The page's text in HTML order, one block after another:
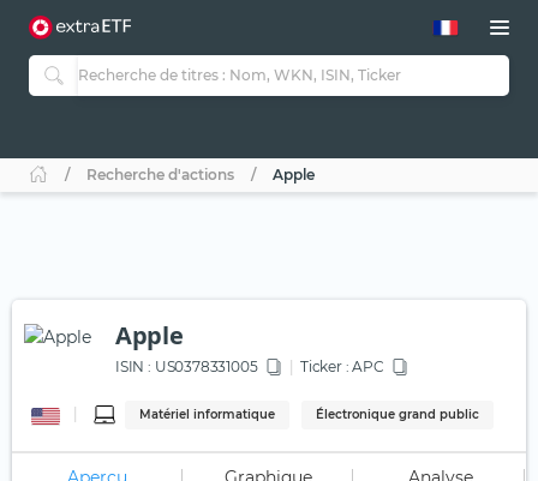
Recherche d'actions Apple
Apple
ISIN : US0378331005 Ticker : APC
Matériel informatique Électronique grand public